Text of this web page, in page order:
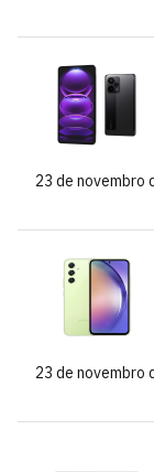
23 de novembro
23 de novembro